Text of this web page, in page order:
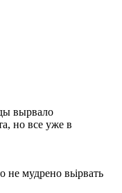
вырвало
но все уже в
мудрено вьірвать